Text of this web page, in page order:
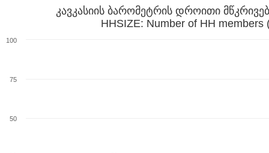
კავკასიის ბარომეტრის დროითი
HHSIZE: Number of HH members
50
75
100